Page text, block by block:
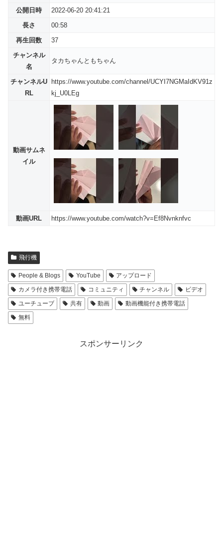
公開日時
2022-06-20 20:41:21
長さ
00:58
再生回数
37
チャンネル
名
タカちゃんともちゃん
チャンネルU
RL
https://www.youtube.com/channel/UCYI7NGMaIdKV91z
kj_U0LEg
動画サムネ
イル
動画URL https://www.youtube.com/watch?v=Ef8Nvnknfvc
飛行機
People & Blogs YouTube
アップロード
カメラ付き携帯電話
コミュニティ チャンネル
ビデオ
ユーチューブ
共有 動画
動画機能付き携帯電話
無料
スポンサーリンク